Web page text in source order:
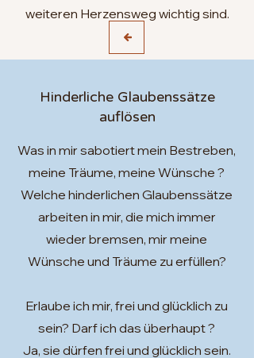
weiteren Herzensweg wichtig sind.
Hinderliche Glaubenssätze
auflösen
Was in mir sabotiert mein Bestreben,
meine Träume, meine Wünsche ?
Welche hinderlichen Glaubenssätze
arbeiten in mir, die mich immer
wieder bremsen, mir meine
Wünsche und Träume zu erfüllen?
Erlaube ich mir, frei und glücklich zu
sein? Darf ich das überhaupt ?
Ja, sie dürfen frei und glücklich sein.